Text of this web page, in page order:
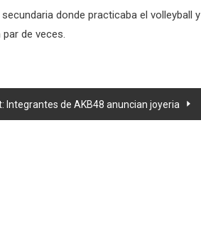
donde practicaba el volleyball y
de veces.
Integrantes de AKB48 anuncian joyeria